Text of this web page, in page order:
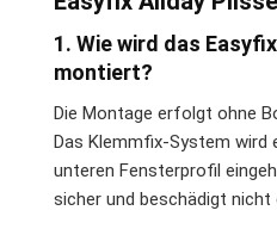
1. Wie wird das
montiert?
Die Montage erfolgt ohne
Das Klemmfix-System wird
unteren Fensterprofil
sicher und beschädigt nicht